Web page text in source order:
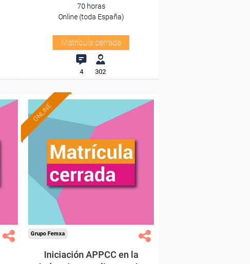
70 horas
Online (toda España)
Matrícula cerrada
4 302
ONLINE
Grupo Femxa
Iniciación APPCC en la